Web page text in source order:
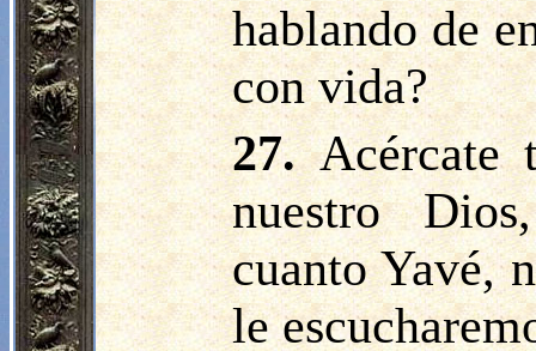
hablando de
con vida?
27.Acércate
nuestro
cuanto Yavé,
le